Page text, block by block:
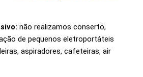
não realizamos conserto,
de pequenos eletroportáteis
aspiradores, cafeteiras, air